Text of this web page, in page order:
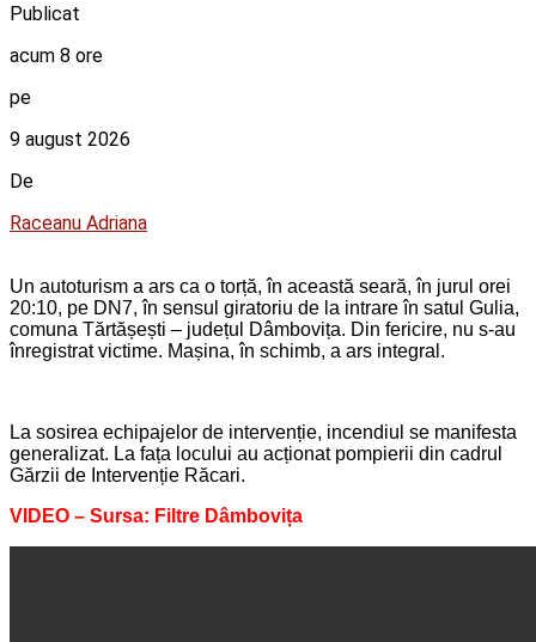
Publicat
acum 8 ore
pe
9 august 2026
De
Raceanu Adriana
Un autoturism a ars ca o torță, în această seară, în jurul orei
20:10, pe DN7, în sensul giratoriu de la intrare în satul Gulia,
comuna Tărtășești – județul Dâmbovița. Din fericire, nu s-au
înregistrat victime. Mașina, în schimb, a ars integral.
La sosirea echipajelor de intervenție, incendiul se manifesta
generalizat. La fața locului au acționat pompierii din cadrul
Gărzii de Intervenție Răcari.
VIDEO – Sursa: Filtre Dâmbovița